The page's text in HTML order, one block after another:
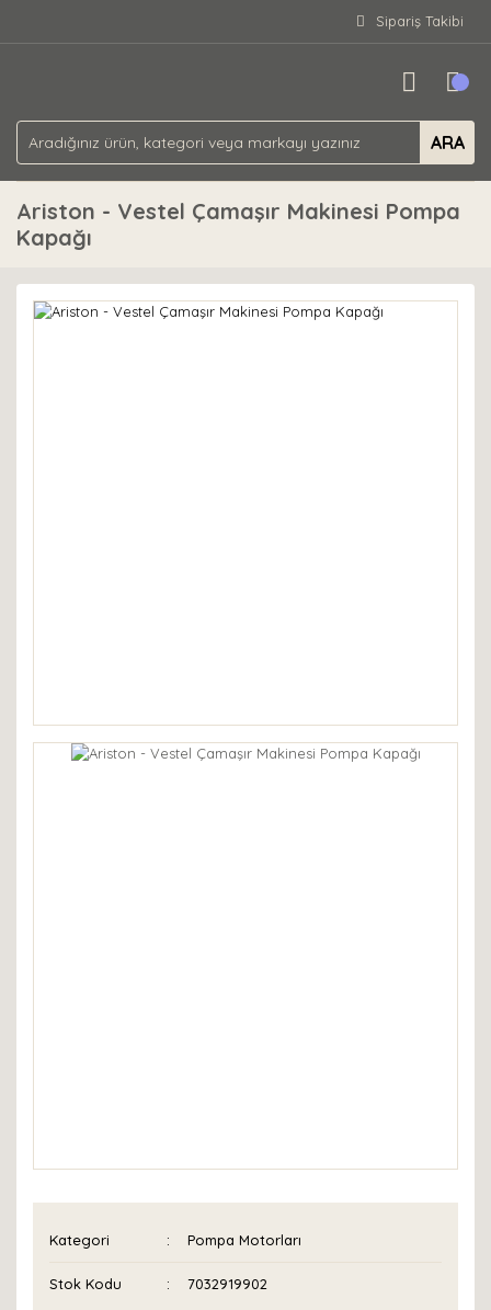
Sipariş Takibi
ARA
Ariston - Vestel Çamaşır Makinesi Pompa
Kapağı
Kategori Pompa Motorları
Stok Kodu 7032919902